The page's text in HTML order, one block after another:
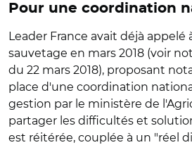
Pour une coordination
Leader France avait déjà appelé
sauvetage en mars 2018 (voir
du 22 mars 2018), proposant
place d'une coordination
gestion par le ministère de
partager les difficultés et
est réitérée, couplée à un "réel